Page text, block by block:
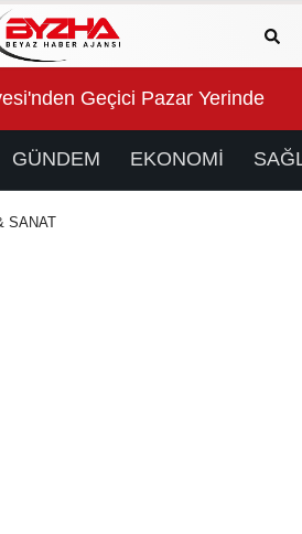
İstanbul’un resmi forma
GÜNDEM EKONOMİ
SANAT